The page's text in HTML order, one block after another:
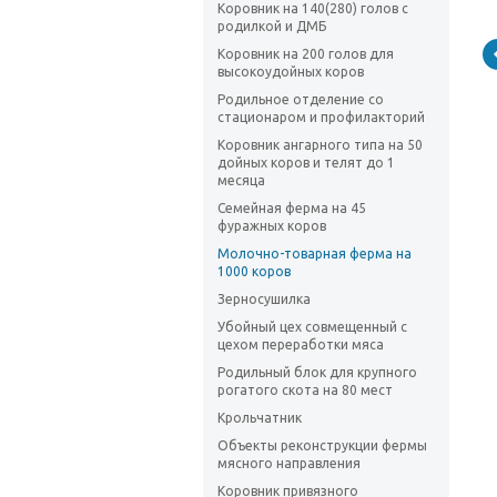
Коровник на 140(280) голов с
родилкой и ДМБ
Коровник на 200 голов для
высокоудойных коров
Родильное отделение со
стационаром и профилакторий
Коровник ангарного типа на 50
дойных коров и телят до 1
месяца
Семейная ферма на 45
фуражных коров
Молочно-товарная ферма на
1000 коров
Зерносушилка
Убойный цех совмещенный с
цехом переработки мяса
Родильный блок для крупного
рогатого скота на 80 мест
Крольчатник
Объекты реконструкции фермы
мясного направления
Коровник привязного